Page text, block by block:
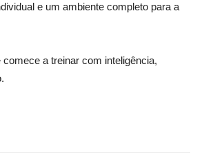
e um ambiente completo para a
a treinar com inteligência,